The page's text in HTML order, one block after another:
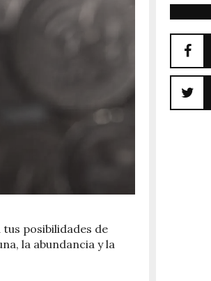
posibilidades de
la abundancia y la